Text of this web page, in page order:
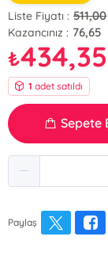
Liste Fiyatı : 511,00
Kazancınız : 76,65
₺434,35
1 adet satıldı
Sepete
Paylaş